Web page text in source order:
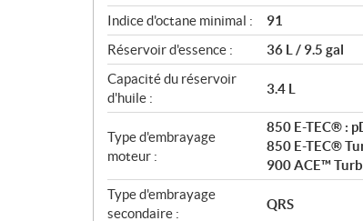
Indice d'octane minimal :
91
Réservoir d'essence :
36 L / 9.5 gal
Capacité du réservoir
d'huile :
3.4 L
Type d'embrayage
moteur :
850 E-TEC® :
850 E-TEC®
900 ACE™
Type d'embrayage
secondaire :
QRS